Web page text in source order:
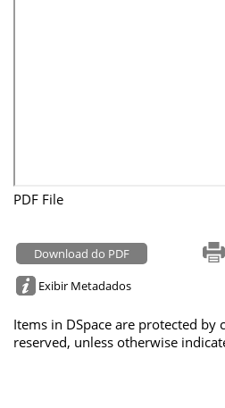
PDF File
Download do PDF
Exibir Metadados
Items in DSpace are protected
reserved, unless otherwise